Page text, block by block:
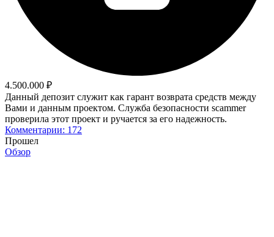
4.500.000 ₽
Данный депозит служит как гарант возврата средств между
Вами и данным проектом. Служба безопасности scammer
проверила этот проект и ручается за его надежность.
Комментарии: 172
Прошел
Обзор